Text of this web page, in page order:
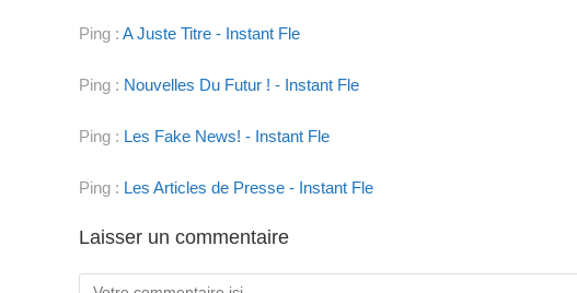
Ping : A Juste Titre - Instant Fle
Ping : Nouvelles Du Futur ! - Instant Fle
Ping : Les Fake News! - Instant Fle
Ping : Les Articles de Presse - Instant Fle
Laisser un commentaire
Comment